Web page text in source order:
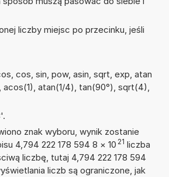
liczby miejsc po przecinku, jeśli
cos, sin, pow, asin, sqrt, exp, atan
acos(1), atan(1/4), tan(90°), sqrt(4),
znak wyboru, wynik zostanie
4,794 222 178 594 8 × 10 21 liczba
liczbę, tutaj 4,794 222 178 594
liczb są ograniczone, jak